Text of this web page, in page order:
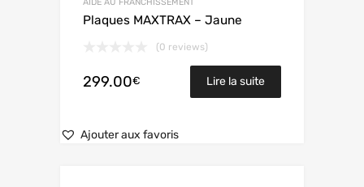
AIDE AU FRANCHISSEMENT
Plaques MAXTRAX – Jaune
(0 reviews)
299.00€ Lire la suite
Ajouter aux favoris